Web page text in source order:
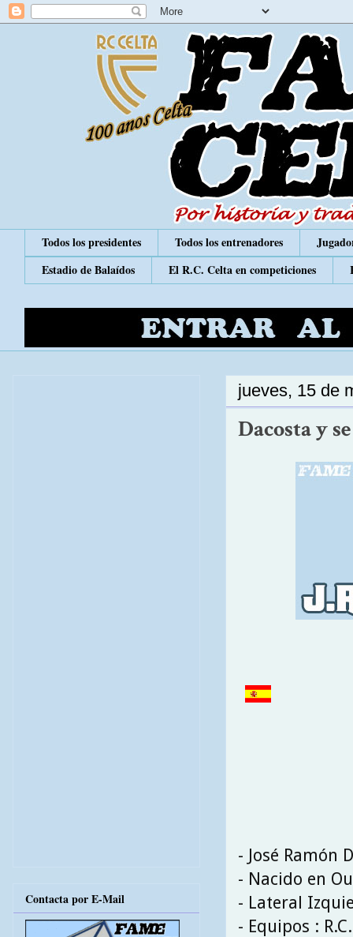
Todos los presidentes Todos los entrenadores
Estadio de Balaídos
El R.C. Celta en competiciones
jueves, 15 de
Dacosta y
- José Ramón
- Nacido en
- Lateral
- Equipos :
Contacta por E-Mail